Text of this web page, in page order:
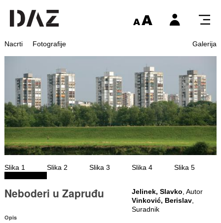
Nacrti Fotografije Galerija
Slika 1 Slika 2 Slika 3 Slika 4 Slika 5
Neboderi u Zapruđu Jelinek, Slavko , Autor
Vinković, Berislav
Suradnik
Opis